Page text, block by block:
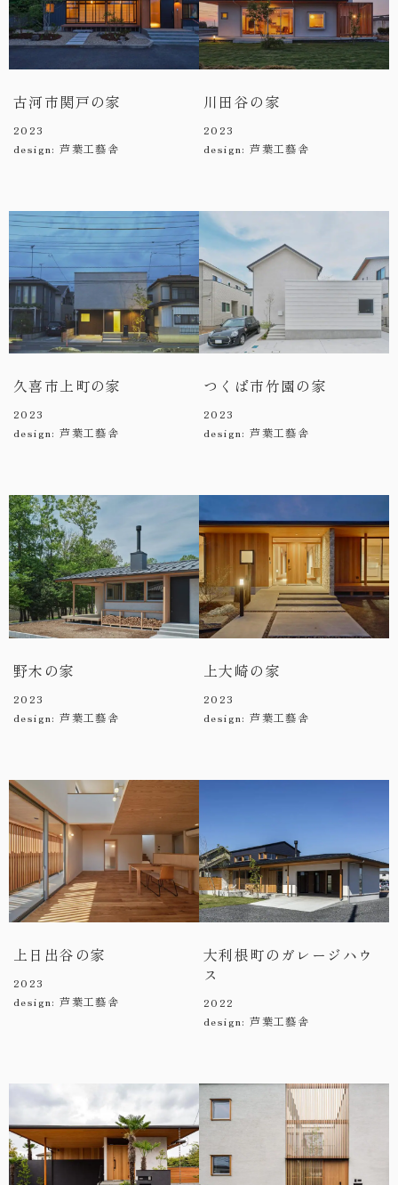
古河市関戸の家
2023
design: 芦葉工藝舎
川田谷の家
2023
design: 芦葉工藝舎
久喜市上町の家
2023
design: 芦葉工藝舎
つくば市竹園の家
2023
design: 芦葉工藝舎
野木の家
2023
design: 芦葉工藝舎
上大崎の家
2023
design: 芦葉工藝舎
上日出谷の家
2023
design: 芦葉工藝舎
大利根町のガレージハウ
ス
2022
design: 芦葉工藝舎